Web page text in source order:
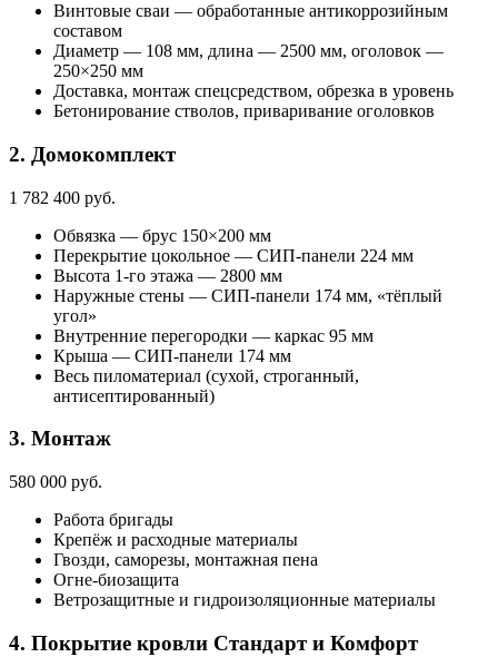
Винтовые сваи — обработанные антикоррозийным
составом
Диаметр — 108 мм, длина — 2500 мм, оголовок —
250×250 мм
Доставка, монтаж спецсредством, обрезка в уровень
Бетонирование стволов, приваривание оголовков
2. Домокомплект
1 782 400 руб.
Обвязка — брус 150×200 мм
Перекрытие цокольное — СИП-панели 224 мм
Высота 1-го этажа — 2800 мм
Наружные стены — СИП-панели 174 мм, «тёплый
угол»
Внутренние перегородки — каркас 95 мм
Крыша — СИП-панели 174 мм
Весь пиломатериал (сухой, строганный,
антисептированный)
3. Монтаж
580 000 руб.
Работа бригады
Крепёж и расходные материалы
Гвозди, саморезы, монтажная пена
Огне-биозащита
Ветрозащитные и гидроизоляционные материалы
4. Покрытие кровли Стандарт и Комфорт